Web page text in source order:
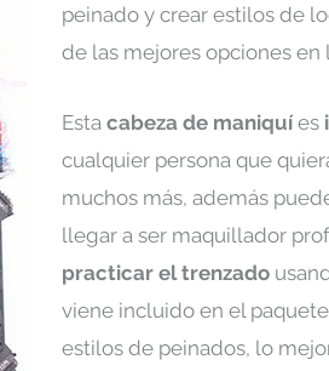
peinado y crear estilos de
de las mejores opciones en
Esta cabeza de maniquíes
cualquier persona que
muchos más, además
llegar a ser maquillador
practicar el trenzado
viene incluido en el
estilos de peinados, lo